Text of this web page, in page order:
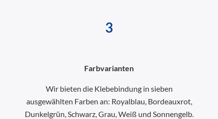
3
Farbvarianten
Wir bieten die Klebebindung in sieben
ausgewählten Farben an: Royalblau, Bordeauxrot,
Dunkelgrün, Schwarz, Grau, Weiß und Sonnengelb.